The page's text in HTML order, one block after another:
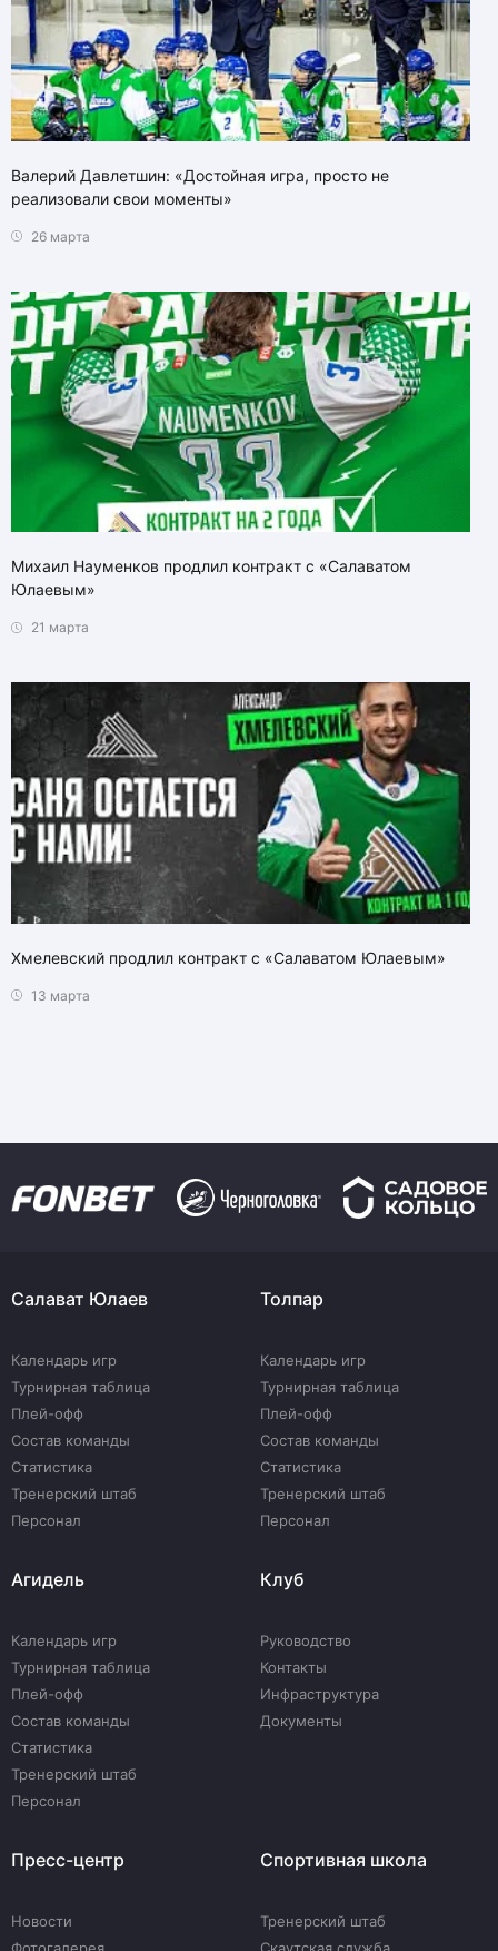
Валерий Давлетшин: «Достойная игра, просто не
реализовали свои моменты»
26 марта
Михаил Науменков продлил контракт с «Салаватом
Юлаевым»
21 марта
Хмелевский продлил контракт с «Салаватом Юлаевым»
13 марта
Салават Юлаев
Календарь игр
Турнирная таблица
Плей-офф
Состав команды
Статистика
Тренерский штаб
Персонал
Толпар
Календарь игр
Турнирная таблица
Плей-офф
Состав команды
Статистика
Тренерский штаб
Персонал
Агидель
Календарь игр
Турнирная таблица
Плей-офф
Состав команды
Статистика
Тренерский штаб
Персонал
Клуб
Руководство
Контакты
Инфраструктура
Документы
Пресс-центр
Новости
Спортивная школа
Тренерский штаб